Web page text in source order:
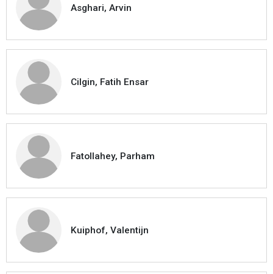
Asghari, Arvin
Cilgin, Fatih Ensar
Fatollahey, Parham
Kuiphof, Valentijn